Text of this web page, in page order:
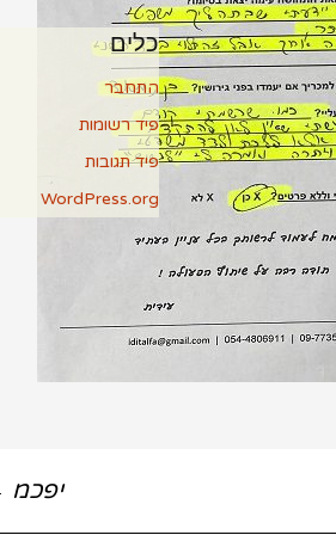
יפכמ
כלים
התחבר
פיד רשומות
פיד תגובות
WordPress.org